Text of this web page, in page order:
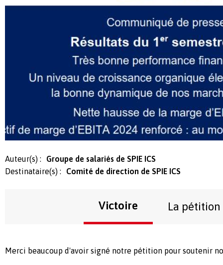
Auteur(s) :
Groupe de salariés de SPIE ICS
Destinataire(s) :
Comité de direction de SPIE ICS
Victoire La pétition
Merci beaucoup d'avoir signé notre pétition pour soutenir